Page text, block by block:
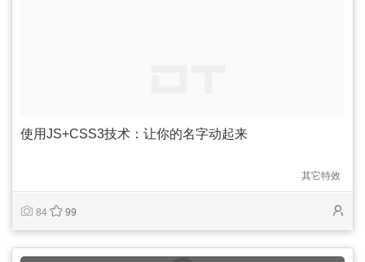
使用JS+CSS3技术：让你的名字动起来
其它特效
84 99